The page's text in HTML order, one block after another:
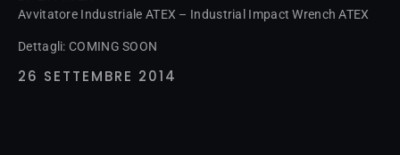
26 SETTEMBRE 2014
Avvitatore Industriale ATEX – Industrial Impact Wrench ATEX
Dettagli: COMING SOON